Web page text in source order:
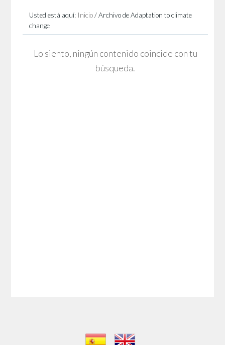
Usted está aquí: Inicio /Archivo de Adaptation to climate
change
Lo siento, ningún contenido coincide con tu
búsqueda.